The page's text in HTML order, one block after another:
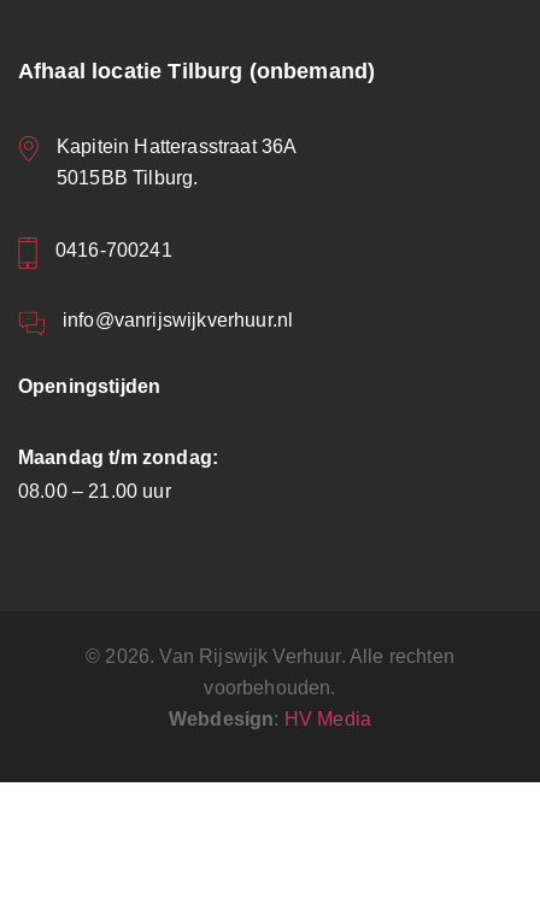
Afhaal locatie Tilburg (onbemand)
Kapitein Hatterasstraat 36A
5015BB Tilburg.
0416-700241
info@vanrijswijkverhuur.nl
Openingstijden
Maandag t/m zondag:
08.00 – 21.00 uur
© 2026. Van Rijswijk Verhuur. Alle rechten
voorbehouden.
Webdesign: HV Media